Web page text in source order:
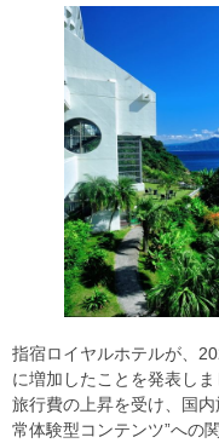
指宿ロイヤルホテルが、
に増加したことを発表し
旅行費の上昇を受け、国
常体験型コンテンツ”への